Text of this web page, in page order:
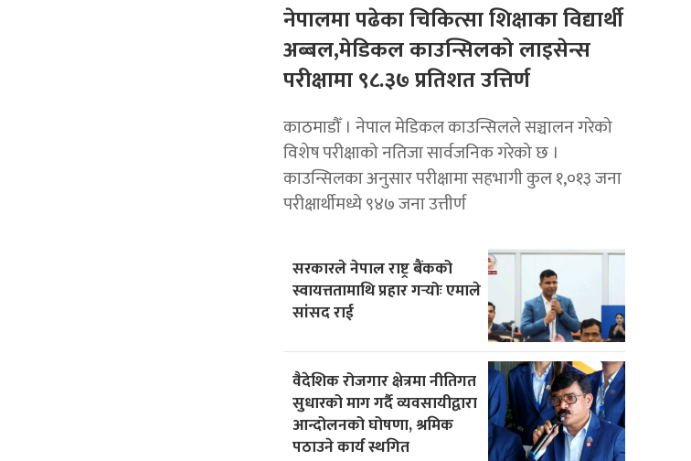
नेपालमा पढेका चिकित्सा शिक्षाका विद्यार्थी
अब्बल,मेडिकल काउन्सिलको लाइसेन्स
परीक्षामा ९८.३७ प्रतिशत उत्तिर्ण
काठमाडौँ । नेपाल मेडिकल काउन्सिलले सञ्चालन गरेको
विशेष परीक्षाको नतिजा सार्वजनिक गरेको छ ।
काउन्सिलका अनुसार परीक्षामा सहभागी कुल १,०१३ जना
परीक्षार्थीमध्ये ९४७ जना उत्तीर्ण
सरकारले नेपाल राष्ट्र बैंकको
स्वायत्ततामाथि प्रहार गर्‍योः एमाले
सांसद राई
वैदेशिक रोजगार क्षेत्रमा नीतिगत
सुधारको माग गर्दै व्यवसायीद्वारा
आन्दोलनको घोषणा, श्रमिक
पठाउने कार्य स्थगित